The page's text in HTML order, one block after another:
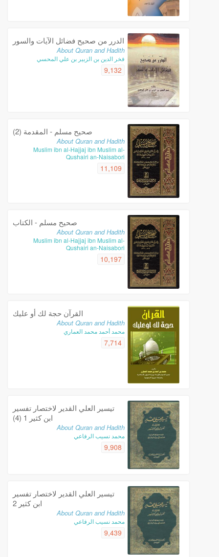
الدرر من صحيح فضائل الآيات والسور
About Quran and Hadith
فخر الدين بن الزبير بن علي المحسي
9,132
صحيح مسلم - المقدمة (2)
About Quran and Hadith
Muslim ibn al-Hajjaj ibn Muslim al-
Qushairi an-Naisabori
11,109
صحيح مسلم - الكتاب
About Quran and Hadith
Muslim ibn al-Hajjaj ibn Muslim al-
Qushairi an-Naisabori
10,197
القرآن حجة لك أو عليك
About Quran and Hadith
محمد أحمد محمد العماري
7,714
تيسير العلي القدير لاختصار تفسير
ابن كثير 1 (4)
About Quran and Hadith
محمد نسيب الرفاعي
9,908
تيسير العلي القدير لاختصار تفسير
ابن كثير 2
About Quran and Hadith
محمد نسيب الرفاعي
9,439